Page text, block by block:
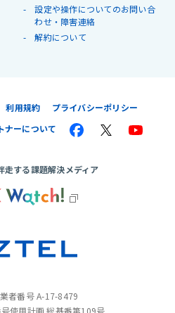
設定や操作についてのお問い合
わせ・障害連絡
解約について
利用規約
プライバシーポリシー
ナーについて
走する課題解決メディア
者番号 A-17-8479
使用計画 総基番第109号